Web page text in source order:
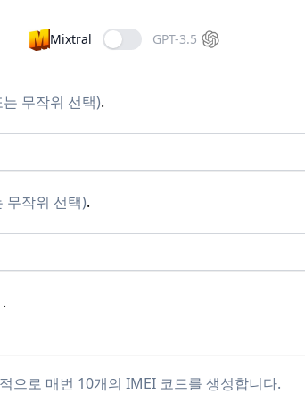
Mixtral GPT-3.5
는 무작위 선택).
무작위 선택).
.
으로 매번 10개의 IMEI 코드를 생성합니다.